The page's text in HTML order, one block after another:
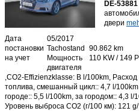
DE-
двери
Дата
постановки
на учет
05/2017
Tachostand 90.862 km
Мощность
двигателя
110 KW / 149
,CO2-Effizienzklasse: B l/100km, Расход
топлива, смешанный цикл:: 4,7 l/
городе:: 5,5 l/100km, за городом:: 4,3 l/
Уровень выброса СО2 (г/100 км): 121